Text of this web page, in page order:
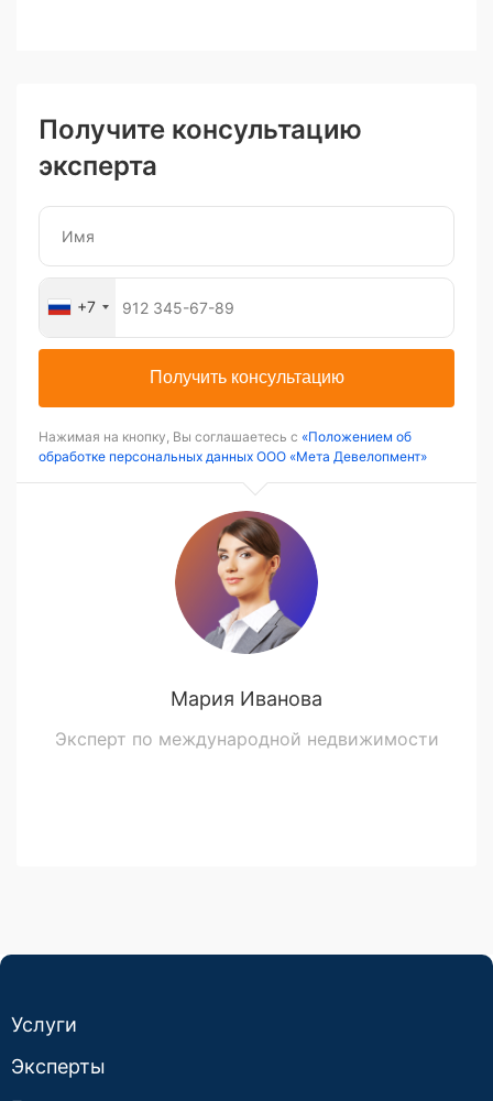
Получите консультацию
эксперта
+7
Получить консультацию
Нажимая на кнопку, Вы соглашаетесь с «Положением об
обработке персональных данных ООО «Мета Девелопмент»
Мария Иванова
Эксперт по международной недвижимости
Услуги
Эксперты